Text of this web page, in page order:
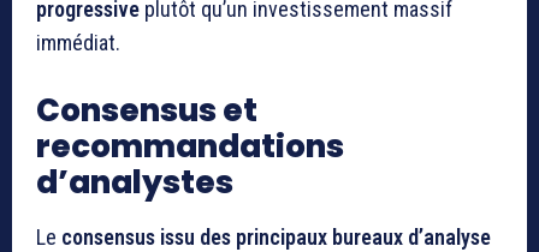
progressive plutôt qu’un investissement massif
immédiat.
Consensus et
recommandations
d’analystes
Le consensus issu des principaux bureaux d’analyse